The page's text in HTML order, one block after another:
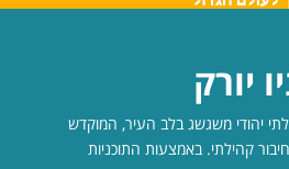
יורק
יהודי משגשג בלב העיר, המוקדש
קהילתי. באמצעות התוכניות